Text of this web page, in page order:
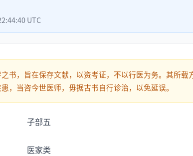
UTC
书，旨在保存文献，以资考证，不以行医为务。其所
，当咨今世医师，毋据古书自行诊治，以免延误。
子部五
医家类